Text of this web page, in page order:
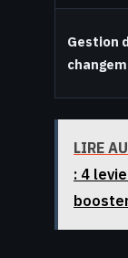
Gestion
LIRE
: 4